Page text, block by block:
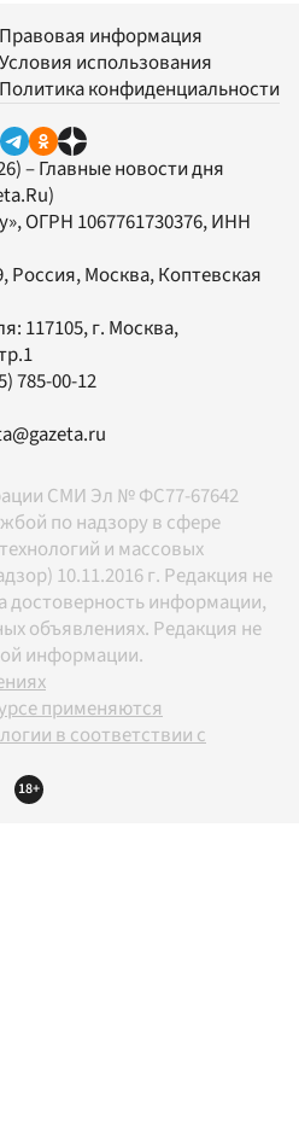
Правовая информация
Условия использования
Политика конфиденциальности
– Главные новости дня
, ОГРН 1067761730376, ИНН
Россия, Москва, Коптевская
117105, г. Москва,
785-00-12
СМИ Эл № ФС77-67642
по надзору в сфере
и массовых
10.11.2016 г. Редакция не
достоверность информации,
объявлениях. Редакция не
информации.
применяются
в соответствии с
18+